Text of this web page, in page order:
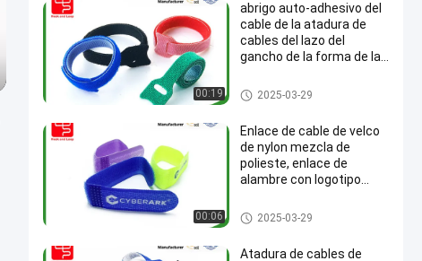
00:19
abrigo auto-adhesivo del
cable de la atadura de
cables del lazo del
gancho de la forma de la
Gancho y atadura de cables d
el lazo
2025-03-29
00:06
Enlace de cable de velco
de nylon mezcla de
polieste, enlace de
alambre con logotipo
color
Gancho y atadura de cables d
el lazo
2025-03-29
Atadura de cables de